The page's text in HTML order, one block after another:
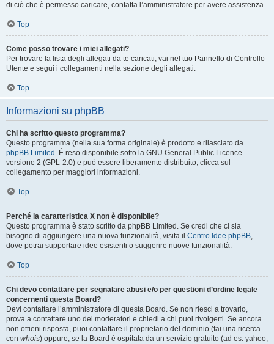
di ciò che è permesso caricare, contatta l’amministratore per avere assistenza.
Top
Come posso trovare i miei allegati?
Per trovare la lista degli allegati da te caricati, vai nel tuo Pannello di Controllo
Utente e segui i collegamenti nella sezione degli allegati.
Top
Informazioni su phpBB
Chi ha scritto questo programma?
Questo programma (nella sua forma originale) è prodotto e rilasciato da
phpBB Limited . È reso disponibile sotto la GNU General Public Licence
versione 2 (GPL-2.0) e può essere liberamente distribuito; clicca sul
collegamento per maggiori informazioni.
Top
Perché la caratteristica X non è disponibile?
Questo programma è stato scritto da phpBB Limited. Se credi che ci sia
bisogno di aggiungere una nuova funzionalità, visita il Centro Idee phpBB,
dove potrai supportare idee esistenti o suggerire nuove funzionalità.
Top
Chi devo contattare per segnalare abusi e/o per questioni d’ordine legale
concernenti questa Board?
Devi contattare l’amministratore di questa Board. Se non riesci a trovarlo,
prova a contattare uno dei moderatori e chiedi a chi puoi rivolgerti. Se ancora
non ottieni risposta, puoi contattare il proprietario del dominio (fai una ricerca
con whois) oppure, se la Board è ospitata da un servizio gratuito (ad es. yahoo,